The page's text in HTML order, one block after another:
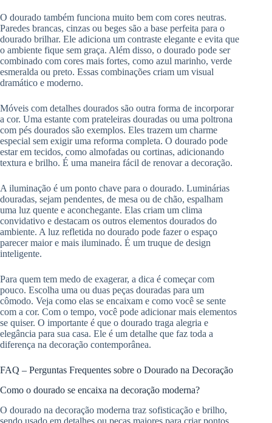
O dourado também funciona muito bem com cores neutras.
Paredes brancas, cinzas ou beges são a base perfeita para o
dourado brilhar. Ele adiciona um contraste elegante e evita que
o ambiente fique sem graça. Além disso, o dourado pode ser
combinado com cores mais fortes, como azul marinho, verde
esmeralda ou preto. Essas combinações criam um visual
dramático e moderno.
Móveis com detalhes dourados são outra forma de incorporar
a cor. Uma estante com prateleiras douradas ou uma poltrona
com pés dourados são exemplos. Eles trazem um charme
especial sem exigir uma reforma completa. O dourado pode
estar em tecidos, como almofadas ou cortinas, adicionando
textura e brilho. É uma maneira fácil de renovar a decoração.
A iluminação é um ponto chave para o dourado. Luminárias
douradas, sejam pendentes, de mesa ou de chão, espalham
uma luz quente e aconchegante. Elas criam um clima
convidativo e destacam os outros elementos dourados do
ambiente. A luz refletida no dourado pode fazer o espaço
parecer maior e mais iluminado. É um truque de design
inteligente.
Para quem tem medo de exagerar, a dica é começar com
pouco. Escolha uma ou duas peças douradas para um
cômodo. Veja como elas se encaixam e como você se sente
com a cor. Com o tempo, você pode adicionar mais elementos
se quiser. O importante é que o dourado traga alegria e
elegância para sua casa. Ele é um detalhe que faz toda a
diferença na decoração contemporânea.
FAQ – Perguntas Frequentes sobre o Dourado na Decoração
Como o dourado se encaixa na decoração moderna?
O dourado na decoração moderna traz sofisticação e brilho,
sendo usado em detalhes ou peças maiores para criar pontos